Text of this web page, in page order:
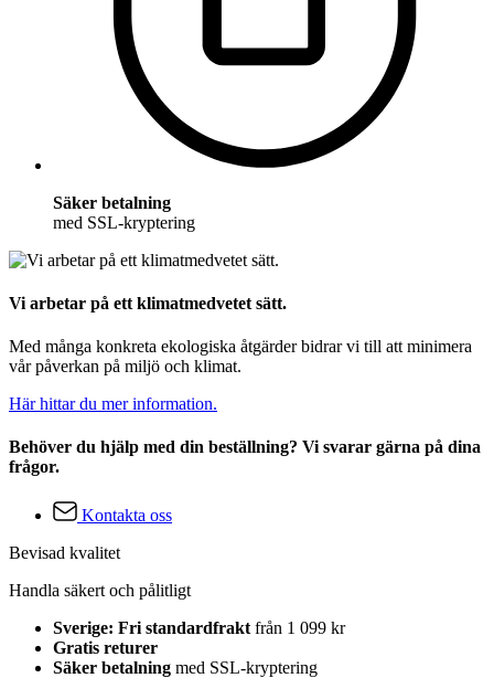
Säker betalning
med SSL-kryptering
Vi arbetar på ett klimatmedvetet sätt.
Med många konkreta ekologiska åtgärder bidrar vi till att minimera
vår påverkan på miljö och klimat.
Här hittar du mer information.
Behöver du hjälp med din beställning? Vi svarar gärna på dina
frågor.
Kontakta oss
Bevisad kvalitet
Handla säkert och pålitligt
Sverige: Fri standardfrakt från 1 099 kr
Gratis returer
Säker betalning med SSL-kryptering